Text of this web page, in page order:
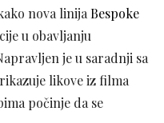
nova linija Bespoke
u obavljanju
je u saradnji sa
likove iz filma
počinje da se